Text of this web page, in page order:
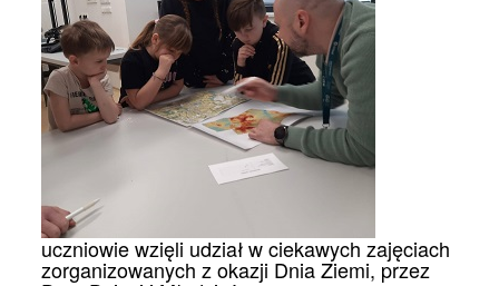
uczniowie wzięli udział w ciekawych zajęciach
zorganizowanych z okazji Dnia Ziemi, przez